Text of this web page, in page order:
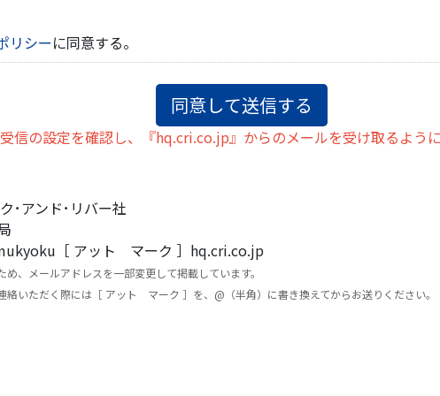
リシーに同意する。
信の設定を確認し、『hq.cri.co.jp』からのメールを受け取るよう
･アンド･リバー社
［ アット マーク ］hq.cri.co.jp
、メールアドレスを一部変更して掲載しています。
いただく際には［ アット マーク ］を、@（半角）に書き換えてからお送りください。